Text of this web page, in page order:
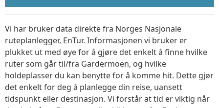
Vi har bruker data direkte fra Norges Nasjonale
ruteplanlegger, EnTur. Informasjonen vi bruker er
plukket ut med øye for å gjøre det enkelt å finne hvilke
ruter som går til/fra Gardermoen, og hvilke
holdeplasser du kan benytte for å komme hit. Dette gjør
det enkelt for deg å planlegge din reise, uansett
tidspunkt eller destinasjon. Vi forstår at tid er viktig når